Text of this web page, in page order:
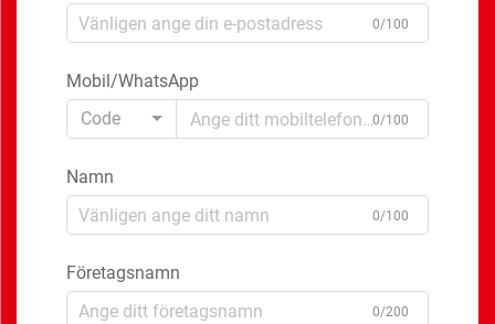
0/100
Mobil/WhatsApp
Code
0/100
Namn
0/100
Företagsnamn
0/200